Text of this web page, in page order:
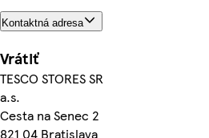
Kontaktná adresa
Vrátiť
TESCO STORES SR
a.s.
Cesta na Senec 2
821 04 Bratislava